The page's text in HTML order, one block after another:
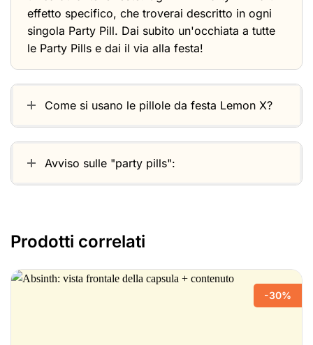
effetto specifico, che troverai descritto in ogni
singola Party Pill. Dai subito un'occhiata a tutte
le Party Pills e dai il via alla festa!
Come si usano le pillole da festa Lemon X?
Avviso sulle "party pills":
Prodotti correlati
-30%